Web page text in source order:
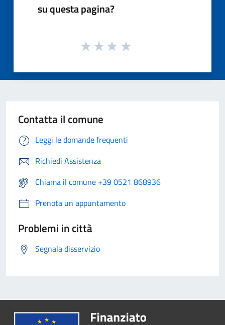
su questa pagina?
Contatta il comune
Leggi le domande frequenti
Richiedi Assistenza
Chiama il comune +39 0521 868936
Prenota un appuntamento
Problemi in città
Segnala disservizio